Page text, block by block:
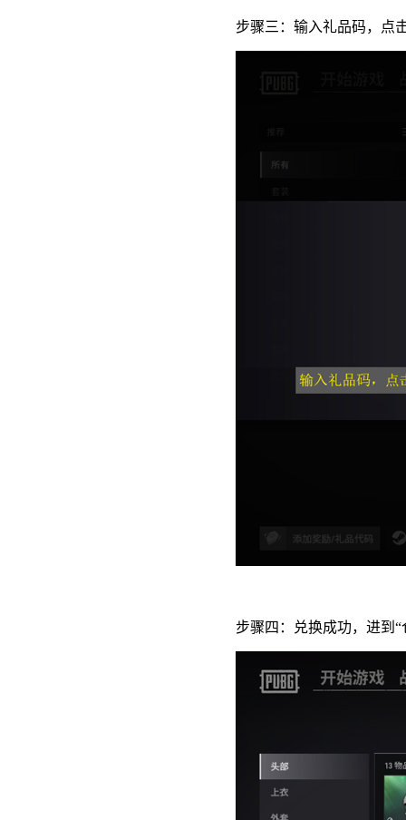
步骤三：输入礼品码，点
步骤四：兑换成功，进到“